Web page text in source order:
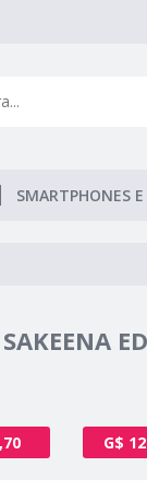
SMARTPHONES
G$